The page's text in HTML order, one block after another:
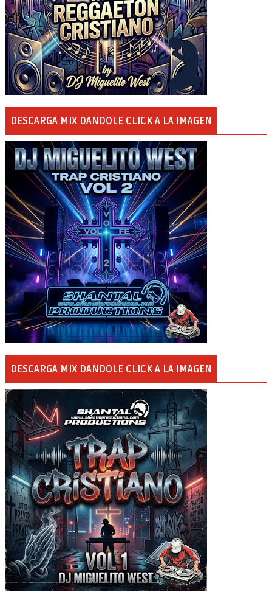
DESCARGA MIX DANDOLE CLICK A LA IMAGEN
DESCARGA MIX DANDOLE CLICK A LA IMAGEN